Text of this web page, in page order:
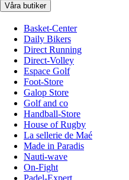
Våra butiker
Basket-Center
Daily Bikers
Direct Running
Direct-Volley
Espace Golf
Foot-Store
Galop Store
Golf and co
Handball-Store
House of Rugby
La sellerie de Maé
Made in Paradis
Nauti-wave
On-Fight
Padel-Expert